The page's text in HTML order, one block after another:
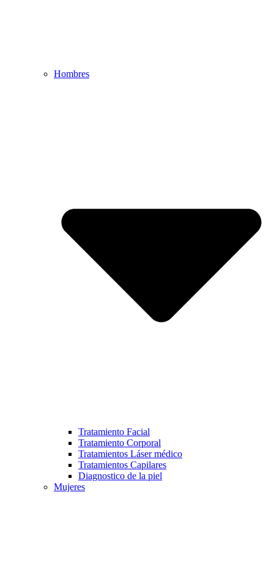
Hombres
Tratamiento Facial
Tratamiento Corporal
Tratamientos Láser médico
Tratamientos Capilares
Diagnostico de la piel
Mujeres